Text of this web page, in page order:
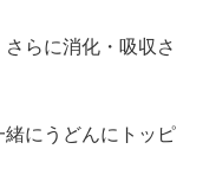
らに消化・吸収さ
にうどんにトッピ